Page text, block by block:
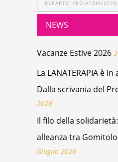
REPARTO PEDIATRIA/
NEWS
Vacanze Estive 2026
La LANATERAPIA è
Dalla scrivania del
2026
Il filo della
alleanza tra
Giugno 2026